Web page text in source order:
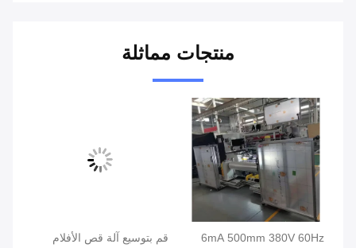
منتجات مماثلة
6mA 500mm 380V 60Hz
قم بتوسيع آلة قص الأفلام